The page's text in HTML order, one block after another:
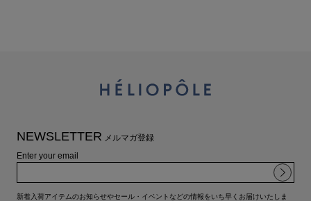
NEWSLETTER メルマガ登録
Enter your email
新着入荷アイテムのお知らせやセール・イベントなどの情報をいち早くお届けいたしま